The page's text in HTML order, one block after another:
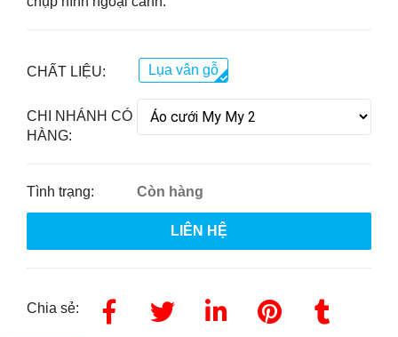
CHẤT LIỆU: Lụa vân gỗ
CHI NHÁNH CÓ
HÀNG:
Tình trạng: Còn hàng
LIÊN HỆ
Chia sẻ: